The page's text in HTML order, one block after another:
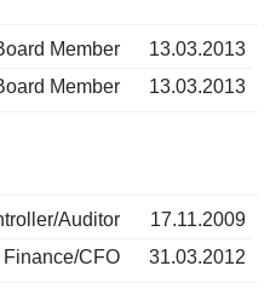
Member
13.03.2013
Member
13.03.2013
Auditor
17.11.2009
Finance/CFO
31.03.2012